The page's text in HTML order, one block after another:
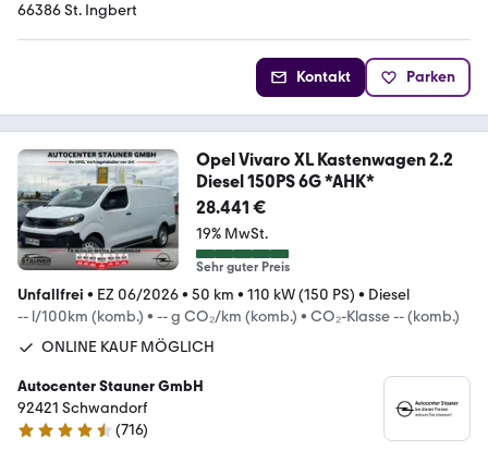
66386 St. Ingbert
Kontakt Parken
Opel Vivaro XL Kastenwagen 2.2
Diesel 150PS 6G *AHK*
28.441 €
19% MwSt.
Sehr guter Preis
Unfallfrei • EZ 06/2026• 50 km • 110 kW (150 PS) • Diesel
-- l/100km (komb.) • -- g CO₂/km (komb.) • CO₂-Klasse -- (komb.)
ONLINE KAUF MÖGLICH
Autocenter Stauner GmbH
92421 Schwandorf
4.6 Sterne
(716)